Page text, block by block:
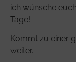
ich wünsche
Tage!
Kommt zu einer
weiter.